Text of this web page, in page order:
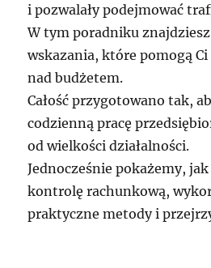
i pozwalały podejmować
W tym poradniku
wskazania, które pomogą
nad budżetem.
Całość przygotowano tak,
codzienną pracę
od wielkości działalności.
Jednocześnie pokażemy,
kontrolę rachunkową,
praktyczne metody i